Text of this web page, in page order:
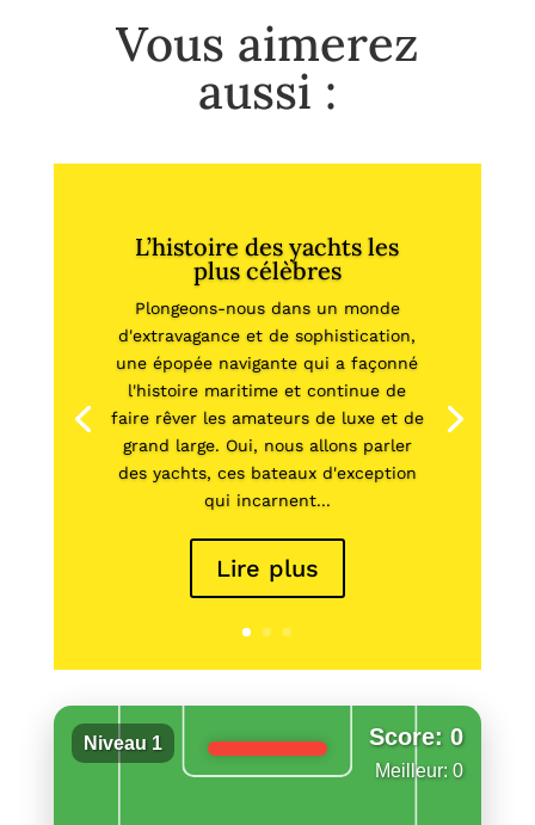
Vous aimerez
aussi :
L’histoire des yachts les
plus célèbres
Plongeons-nous dans un monde
d'extravagance et de sophistication,
une épopée navigante qui a façonné
l'histoire maritime et continue de
faire rêver les amateurs de luxe et de
grand large. Oui, nous allons parler
des yachts, ces bateaux d'exception
qui incarnent...
Lire plus
Niveau 1 Score: 0
Meilleur: 0